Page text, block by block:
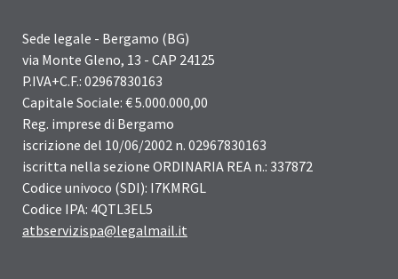
Sede legale - Bergamo (BG)
via Monte Gleno, 13 - CAP 24125
P.IVA+C.F.: 02967830163
Capitale Sociale: € 5.000.000,00
Reg. imprese di Bergamo
iscrizione del 10/06/2002 n. 02967830163
iscritta nella sezione ORDINARIA REA n.: 337872
Codice univoco (SDI): I7KMRGL
Codice IPA: 4QTL3EL5
atbservizispa@legalmail.it